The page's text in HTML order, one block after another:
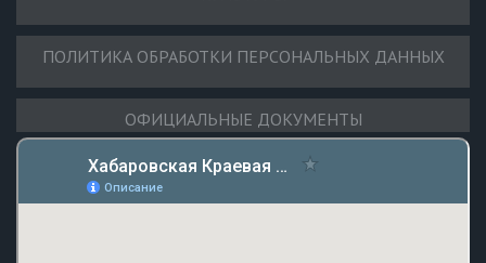
ПОЛИТИКА ОБРАБОТКИ ПЕРСОНАЛЬНЫХ ДАННЫХ
ОФИЦИАЛЬНЫЕ ДОКУМЕНТЫ